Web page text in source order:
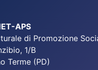
APS
di Promozione
1/B
Terme (PD)